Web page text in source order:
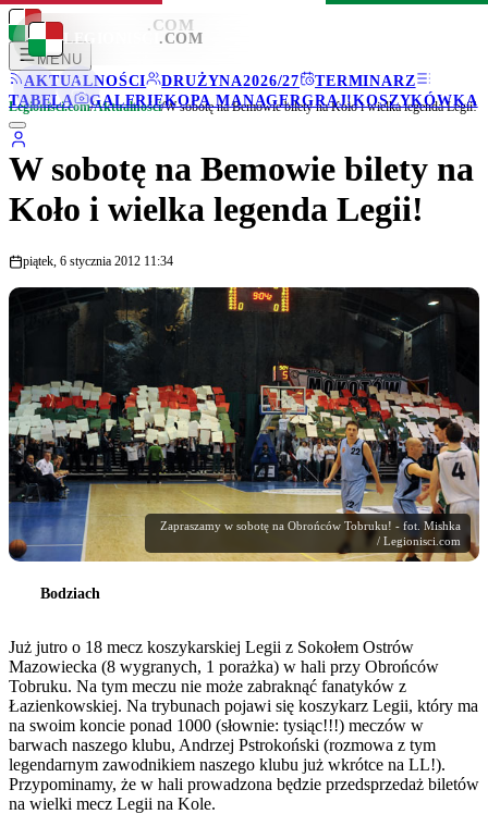
LEGIONISCI .COM
MENU
AKTUALNOŚCI
DRUŻYNA2026/27
TERMINARZ
TABELA
GALERIEKOPA MANAGERGRAJ!KOSZYKÓWKA
LEGIONISCI .COM
Legionisci.com/Aktualności/W sobotę na Bemowie bilety na Koło i wielka legenda Legii!
W sobotę na Bemowie bilety na
Koło i wielka legenda Legii!
piątek, 6 stycznia 2012 11:34
Zapraszamy w sobotę na Obrońców Tobruku! - fot. Mishka
/ Legionisci.com
Bodziach
Już jutro o 18 mecz koszykarskiej Legii z Sokołem Ostrów
Mazowiecka (8 wygranych, 1 porażka) w hali przy Obrońców
Tobruku. Na tym meczu nie może zabraknąć fanatyków z
Łazienkowskiej. Na trybunach pojawi się koszykarz Legii, który ma
na swoim koncie ponad 1000 (słownie: tysiąc!!!) meczów w
barwach naszego klubu, Andrzej Pstrokoński (rozmowa z tym
legendarnym zawodnikiem naszego klubu już wkrótce na LL!).
Przypominamy, że w hali prowadzona będzie przedsprzedaż biletów
na wielki mecz Legii na Kole.